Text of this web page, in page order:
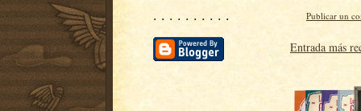
· · · · · · · · · · Publicar un
Entrada más